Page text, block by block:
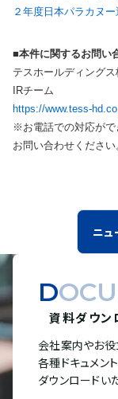
２年度日本パラカヌ
■本件に関するお問い
テスホールディング
IRチーム
https://www.tess-
※お電話での対応がで
お問い合わせください
ニ
資料ダウン
会社案内やお役
各種ドキュメン
ダウンロードい